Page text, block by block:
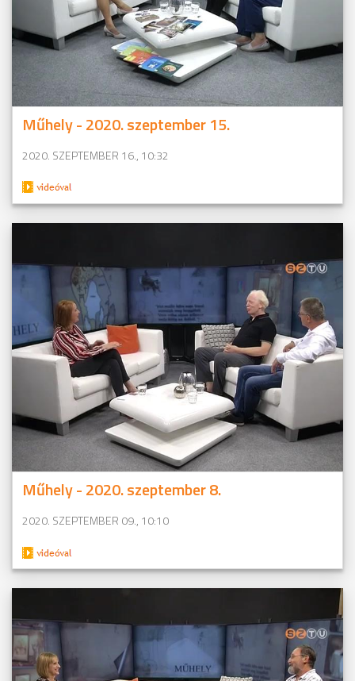
Műhely - 2020. szeptember 15.
2020. SZEPTEMBER 16., 10:32
Műhely - 2020. szeptember 8.
2020. SZEPTEMBER 09., 10:10